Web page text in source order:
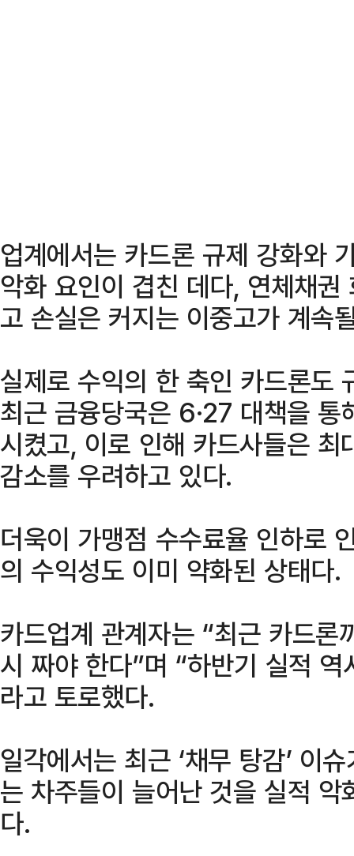
업계에서는 카드론 규제 강화와
악화 요인이 겹친 데다, 연체채
고 손실은 커지는 이중고가 계속
실제로 수익의 한 축인 카드론도
최근 금융당국은 6·27 대책을
시켰고, 이로 인해 카드사들은
감소를 우려하고 있다.
더욱이 가맹점 수수료율 인하로
의 수익성도 이미 약화된 상태다.
카드업계 관계자는 “최근 카드
시 짜야 한다”며 “하반기 실적
라고 토로했다.
일각에서는 최근 ‘채무 탕감’ 이
는 차주들이 늘어난 것을 실적
다.